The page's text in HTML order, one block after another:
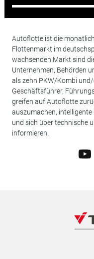
Autoflotte ist die
Flottenmarkt im
wachsenden Markt sind
Unternehmen, Behörden
als zehn PKW/Kombi
Geschäftsführer,
greifen auf Autoflotte
auszumachen,
und sich über technische
informieren.